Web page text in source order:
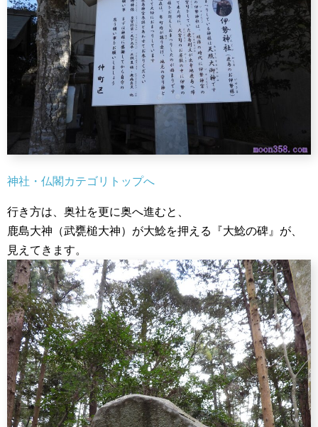
神社・仏閣カテゴリトップへ
行き方は、奥社を更に奥へ進むと、
鹿島大神（武甕槌大神）が大鯰を押える『大鯰の碑』が、
見えてきます。